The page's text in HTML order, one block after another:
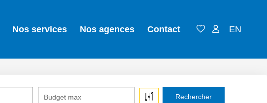
Nos services Nos agences Contact EN
Budget max